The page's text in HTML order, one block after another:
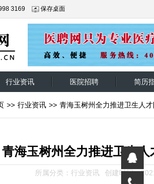
3169 保存桌面
行业资讯 医院招聘 简历
>> 行业资讯 >> 青海玉树州全力推进卫生人
青海玉树州全力推进卫生人
所属分类：行业资讯 创建时间：